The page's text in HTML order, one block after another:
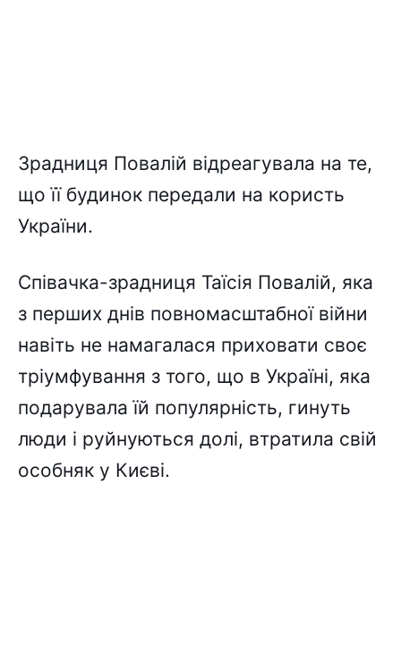
Зрадниця Повалій відреагувала на те,
що її будинок передали на користь
України.
Співачка-зрадниця Таїсія Повалій, яка
з перших днів повномасштабної війни
навіть не намагалася приховати своє
тріумфування з того, що в Україні, яка
подарувала їй популярність, гинуть
люди і руйнуються долі, втратила свій
особняк у Києві.